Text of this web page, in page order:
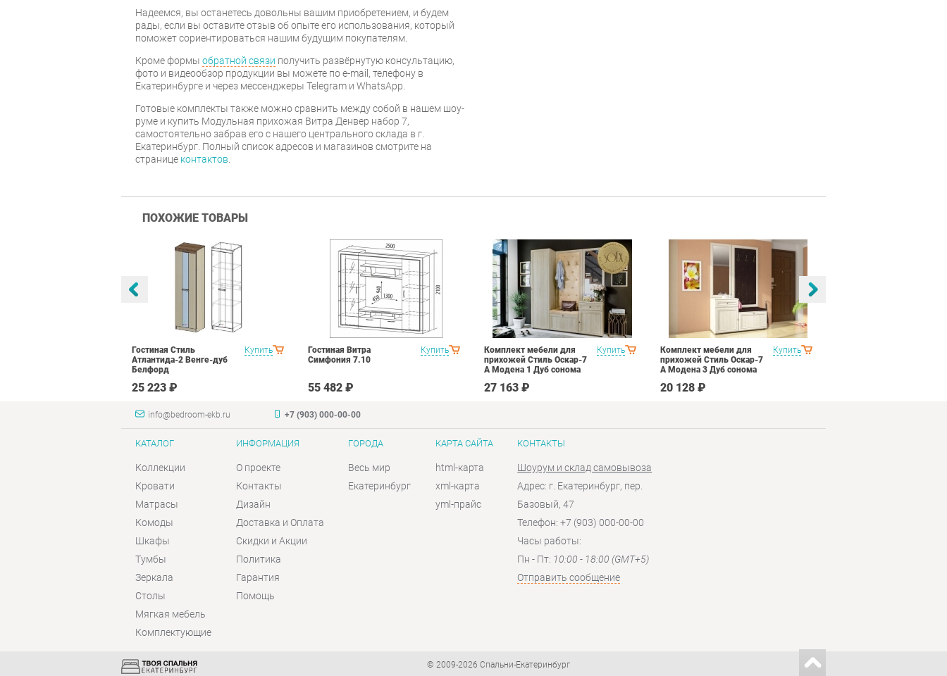
Надеемся, вы останетесь довольны вашим приобретением, и будем
рады, если вы оставите отзыв об опыте его использования, который
поможет сориентироваться нашим будущим покупателям.
Кроме формы обратной связи получить развёрнутую консультацию,
фото и видеообзор продукции вы можете по e-mail, телефону в
Екатеринбурге и через мессенджеры Telegram и WhatsApp.
Готовые комплекты также можно сравнить между собой в нашем шоу-
руме и купить Модульная прихожая Витра Денвер набор 7,
самостоятельно забрав его с нашего центрального склада в г.
Екатеринбург. Полный список адресов и магазинов смотрите на
странице контактов.
ПОХОЖИЕ ТОВАРЫ
Купить
Гостиная Стиль
Атлантида-2 Венге-дуб
Белфорд
25 223 ₽
Купить
Гостиная Витра
Симфония 7.10
55 482 ₽
Купить
Комплект мебели для
прихожей Стиль Оскар-7
А Модена 1 Дуб сонома
27 163 ₽
Купить
Комплект мебели для
прихожей Стиль Оскар-7
А Модена 3 Дуб сонома
20 128 ₽
info@bedroom-ekb.ru +7 (903) 000-00-00
КАТАЛОГ
Коллекции
Кровати
Матрасы
Комоды
Шкафы
Тумбы
Зеркала
Столы
Мягкая мебель
Комплектующие
ИНФОРМАЦИЯ
О проекте
Контакты
Дизайн
Доставка и Оплата
Скидки и Акции
Политика
Гарантия
Помощь
ГОРОДА
Весь мир
Екатеринбург
КАРТА САЙТА
html-карта
xml-карта
yml-прайс
КОНТАКТЫ
Шоурум и склад самовывоза
Адрес: г. Екатеринбург, пер.
Базовый, 47
Телефон: +7 (903) 000-00-00
Часы работы:
Пн - Пт: 10:00 - 18:00 (GMT+5)
Отправить сообщение
© 2009-2026 Спальни-Екатеринбург